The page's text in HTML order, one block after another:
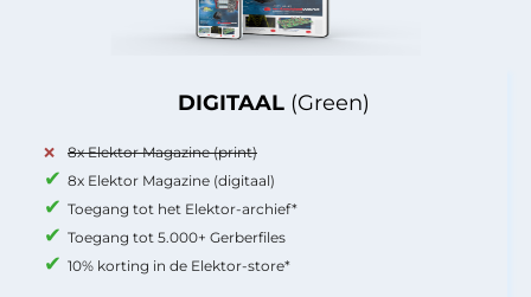
DIGITAAL (Green)
8x Elektor Magazine (print)
8x Elektor Magazine (digitaal)
Toegang tot het Elektor-archief*
Toegang tot 5.000+ Gerberfiles
10% korting in de Elektor-store*